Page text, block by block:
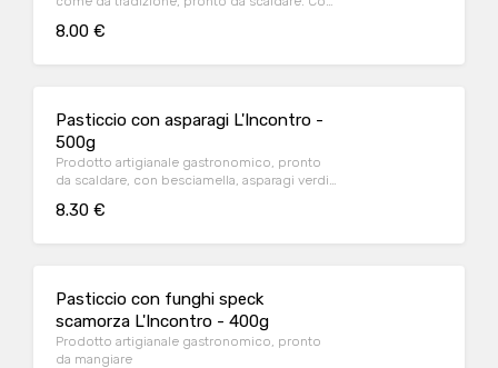
formaggio grattugiato.
8.00 €
Pasticcio con asparagi L'Incontro -
500g
Prodotto artigianale gastronomico, pronto
da scaldare, con besciamella, asparagi verdi,
8.30 €
Pasticcio con funghi speck
scamorza L'Incontro - 400g
Prodotto artigianale gastronomico, pronto
da mangiare